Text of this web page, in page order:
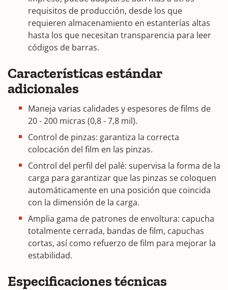
requisitos de producción, desde los que
requieren almacenamiento en estanterías altas
hasta los que necesitan transparencia para leer
códigos de barras.
Características estándar
adicionales
Maneja varias calidades y espesores de films de
20 - 200 micras (0,8 - 7,8 mil).
Control de pinzas: garantiza la correcta
colocación del film en las pinzas.
Control del perfil del palé: supervisa la forma de la
carga para garantizar que las pinzas se coloquen
automáticamente en una posición que coincida
con la dimensión de la carga.
Amplia gama de patrones de envoltura: capucha
totalmente cerrada, bandas de film, capuchas
cortas, así como refuerzo de film para mejorar la
estabilidad.
Especificaciones técnicas